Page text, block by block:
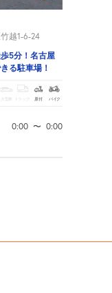
越1-6-24
5分！名古屋
る駐車場！
大型車 トラック 原付 バイク
0:00 〜 0:00